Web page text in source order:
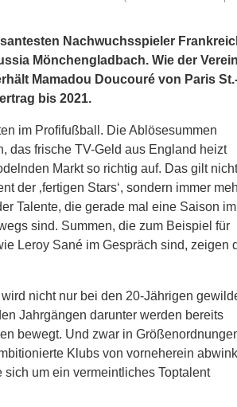
Nachwuchsspieler
Mönchengladbach. Wie der
Mamadou Doucouré von Paris
bis 2021.
im Profifußball. Die Ablösesummen
das frische TV-Geld aus England heizt
Markt so richtig auf. Das gilt nicht
der ‚fertigen Stars‘, sondern immer
Talente, die gerade mal eine Saison im
sind. Summen, die zum Beispiel für
Leroy Sané im Gespräch sind, zeigen
nicht nur bei den 20-Jährigen
Jahrgängen darunter werden bereits
bewegt. Und zwar in
Klubs von vorneherein
sich um ein vermeintliches Toptalent